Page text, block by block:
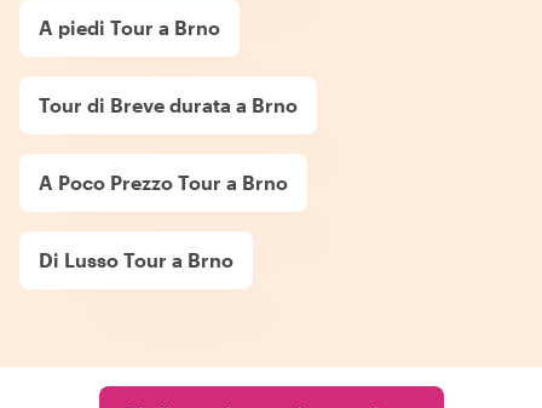
A piedi Tour a Brno
Tour di Breve durata a Brno
A Poco Prezzo Tour a Brno
Di Lusso Tour a Brno